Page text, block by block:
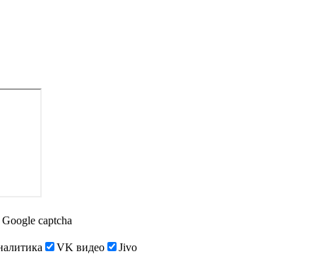
Google captcha
VK видео Jivo